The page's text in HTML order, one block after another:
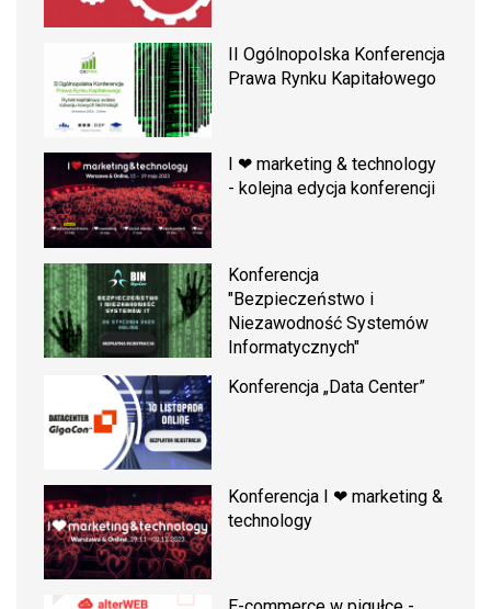
II Ogólnopolska Konferencja
Prawa Rynku Kapitałowego
I ❤ marketing & technology
- kolejna edycja konferencji
Konferencja
"Bezpieczeństwo i
Niezawodność Systemów
Informatycznych"
Konferencja „Data Center”
Konferencja I ❤ marketing &
technology